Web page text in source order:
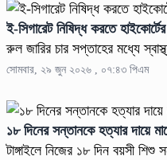
ই-সিগারেট নিষিদ্ধ করতে
রুল জারির চার সপ্তাহের মধ্যে
সোমবার, ২৯ জুন ২০২৬ , ০৭:৪৩ পিএম
১৮ দিনের সন্তানকে হত্যার দায়ে
টাঙ্গাইলে নিজের ১৮ দিন বয়সী